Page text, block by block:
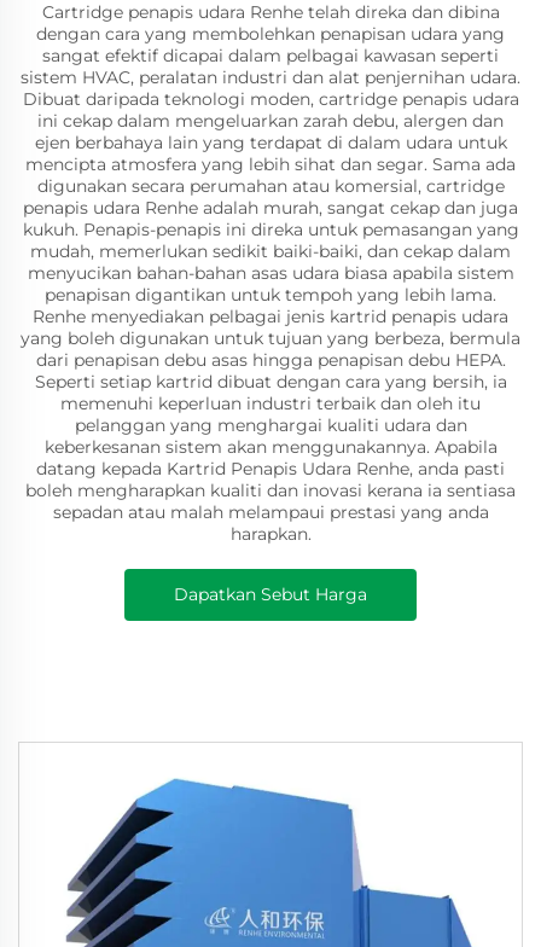
Cartridge penapis udara Renhe telah direka dan dibina
dengan cara yang membolehkan penapisan udara yang
sangat efektif dicapai dalam pelbagai kawasan seperti
sistem HVAC, peralatan industri dan alat penjernihan udara.
Dibuat daripada teknologi moden, cartridge penapis udara
ini cekap dalam mengeluarkan zarah debu, alergen dan
ejen berbahaya lain yang terdapat di dalam udara untuk
mencipta atmosfera yang lebih sihat dan segar. Sama ada
digunakan secara perumahan atau komersial, cartridge
penapis udara Renhe adalah murah, sangat cekap dan juga
kukuh. Penapis-penapis ini direka untuk pemasangan yang
mudah, memerlukan sedikit baiki-baiki, dan cekap dalam
menyucikan bahan-bahan asas udara biasa apabila sistem
penapisan digantikan untuk tempoh yang lebih lama.
Renhe menyediakan pelbagai jenis kartrid penapis udara
yang boleh digunakan untuk tujuan yang berbeza, bermula
dari penapisan debu asas hingga penapisan debu HEPA.
Seperti setiap kartrid dibuat dengan cara yang bersih, ia
memenuhi keperluan industri terbaik dan oleh itu
pelanggan yang menghargai kualiti udara dan
keberkesanan sistem akan menggunakannya. Apabila
datang kepada Kartrid Penapis Udara Renhe, anda pasti
boleh mengharapkan kualiti dan inovasi kerana ia sentiasa
sepadan atau malah melampaui prestasi yang anda
harapkan.
Dapatkan Sebut Harga